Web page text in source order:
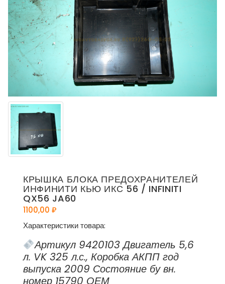
КРЫШКА БЛОКА ПРЕДОХРАНИТЕЛЕЙ
ИНФИНИТИ КЬЮ ИКС 56 / INFINITI
QX56 JA60
1100,00 ₽
Характеристики товара:
Артикул 9420103 Двигатель 5,6
л. VK 325 л.с., Коробка АКПП год
выпуска 2009 Состояние бу вн.
номер 15790 ОЕМ